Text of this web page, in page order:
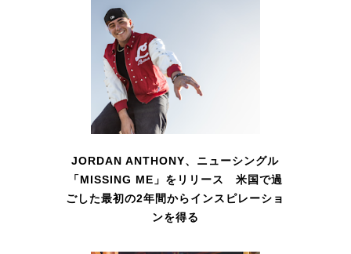
JORDAN ANTHONY、ニューシングル
「MISSING ME」をリリース 米国で過
ごした最初の2年間からインスピレーショ
ンを得る